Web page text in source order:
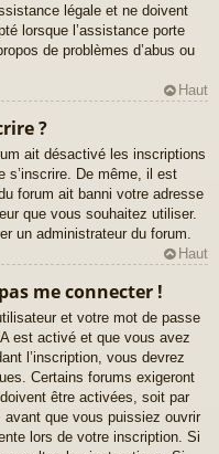
légale et ne doivent
lorsque l’assistance porte
de problèmes d’abus ou
Haut
?
ait désactivé les inscriptions
s’inscrire. De même, il est
forum ait banni votre adresse
que vous souhaitez utiliser.
un administrateur du forum.
Haut
me connecter !
et votre mot de passe
est activé et que vous avez
l’inscription, vous devrez
Certains forums exigeront
être activées, soit par
que vous puissiez ouvrir
lors de votre inscription. Si